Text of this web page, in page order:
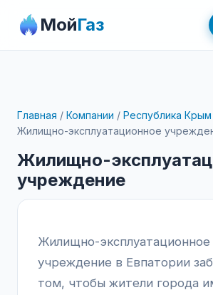
МойГаз
Главная / Компании / Республика Крым
Жилищно-эксплуатационное
Жилищно-
учреждение
Жилищно-эксплуатационное
учреждение в Евпатории
том, чтобы жители города